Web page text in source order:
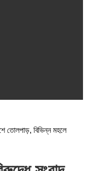
তোলপাড়, বিভিন্ন মহলে